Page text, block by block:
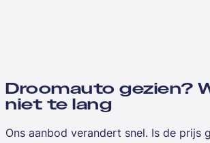
Droomauto gezien?
niet te lang
Ons aanbod verandert snel. Is de prijs